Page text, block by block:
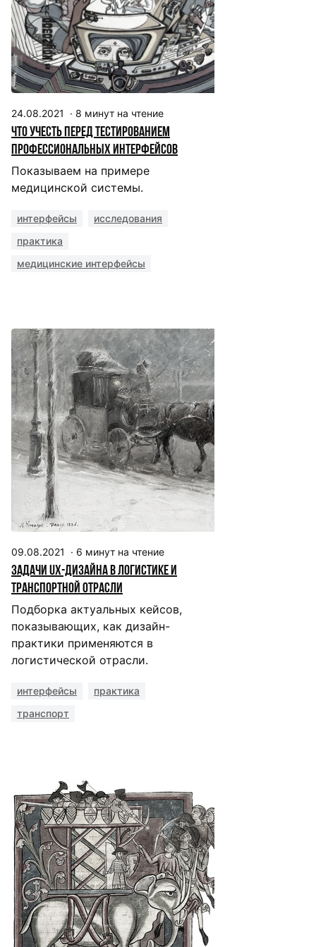
24.08.2021 · 8 минут на чтение
Что учесть перед тестированием
профессиональных интерфейсов
Показываем на примере
медицинской системы.
интерфейсы
исследования
практика
медицинские интерфейсы
09.08.2021 · 6 минут на чтение
Задачи UX-дизайна в логистике и
транспортной отрасли
Подборка актуальных кейсов,
показывающих, как дизайн-
практики применяются в
логистической отрасли.
интерфейсы
практика
транспорт